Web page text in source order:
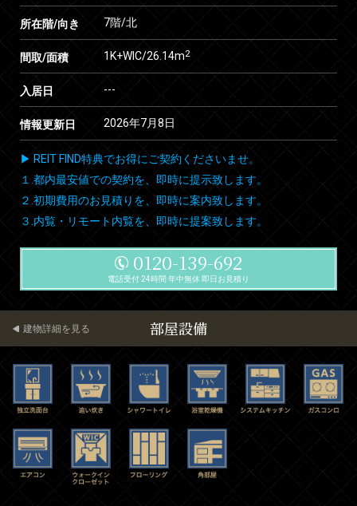
所在階/向き 7階/北
間取/面積 1K+WIC/26.14m2
入居日 ---
情報更新日 2026年7月8日
▶ REIT FIND特典でお得にご契約くださいませ。
１.都内最安値での契約を、即時に提示致します。
２.初期費用のお見積りを、即時に案内致します。
３.内覧・リモート内覧を、即時に提案致します。
0120-139-692
電話受付 24時間 年中無休 即日お見積り
部屋設備
建物詳細を見る